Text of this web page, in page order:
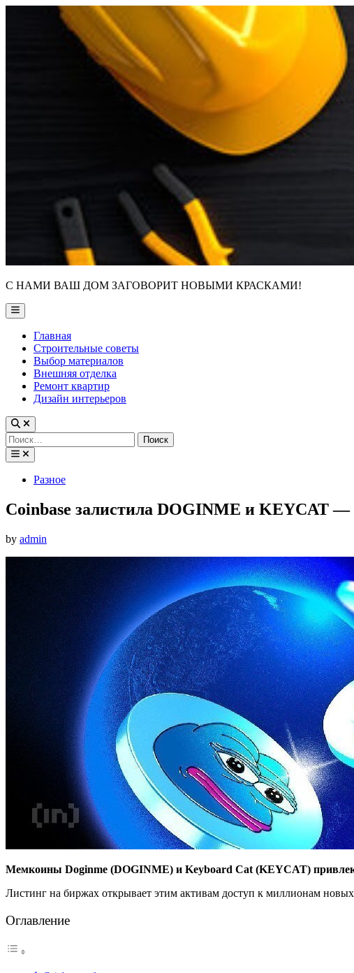
С НАМИ ВАШ ДОМ ЗАГОВОРИТ НОВЫМИ КРАСКАМИ!
Main
Menu
Главная
Строительные советы
Выбор материалов
Внешняя отделка
Ремонт квартир
Дизайн интерьеров
Найти:
PostedРазное
Coinbase залистила DOGINME и KEYCAT
by admin
Мемкоины Doginme (DOGINME) и Keyboard Cat (KEYCAT)
Листинг на биржах открывает этим активам доступ к миллионам
Оглавление